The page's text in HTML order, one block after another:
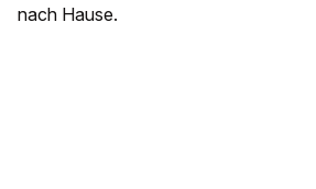
nach Hause.